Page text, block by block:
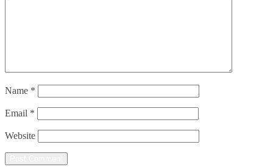
Name *
Email *
Website